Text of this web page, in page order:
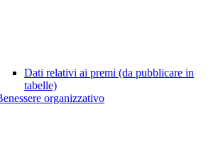
Dati relativi ai premi (da pubblicare in
tabelle)
organizzativo